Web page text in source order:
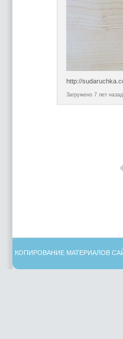
http://
Загружено 7 лет
КОПИРОВАНИЕ МАТЕРИАЛОВ